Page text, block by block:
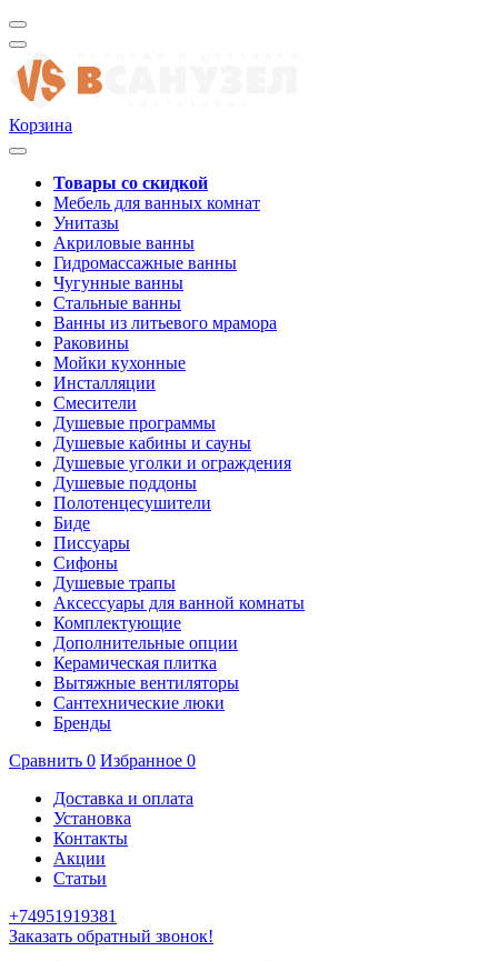
Корзина
Товары со скидкой
Мебель для ванных комнат
Унитазы
Акриловые ванны
Гидромассажные ванны
Чугунные ванны
Стальные ванны
Ванны из литьевого мрамора
Раковины
Мойки кухонные
Инсталляции
Смесители
Душевые программы
Душевые кабины и сауны
Душевые уголки и ограждения
Душевые поддоны
Полотенцесушители
Биде
Писсуары
Сифоны
Душевые трапы
Аксессуары для ванной комнаты
Комплектующие
Дополнительные опции
Керамическая плитка
Вытяжные вентиляторы
Сантехнические люки
Бренды
Сравнить 0 Избранное 0
Доставка и оплата
Установка
Контакты
Акции
Статьи
+74951919381
Заказать обратный звонок!